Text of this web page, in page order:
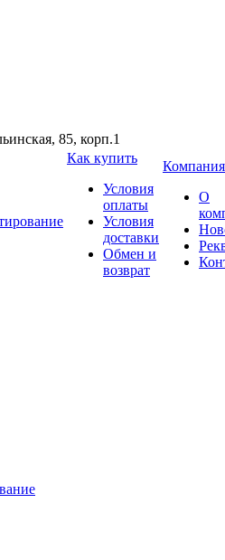
85, корп.1
Как купить
Условия
оплаты
Условия
доставки
Обмен и
возврат
Компания
О